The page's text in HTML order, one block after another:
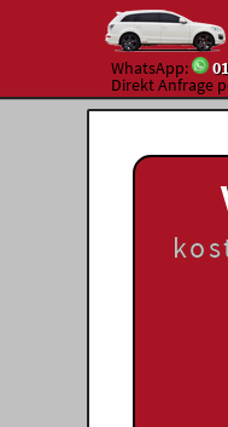
WhatsApp:
Direkt Anfrage